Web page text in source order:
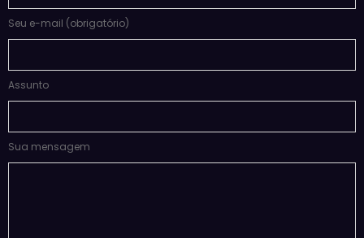
Seu e-mail (obrigatório)
Assunto
Sua mensagem